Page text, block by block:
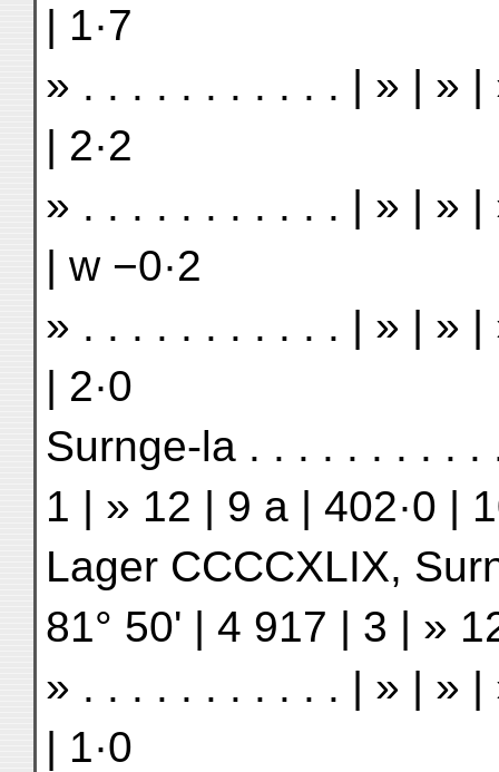
| 1·7
» . . . . . . . . . . . | » | » |
| 2·2
» . . . . . . . . . . . | » | » |
| w −0·2
» . . . . . . . . . . . | » | » |
| 2·0
Surnge-la . . . . . . . . . .
1 | » 12 | 9 a | 402·0 |
Lager CCCCXLIX,
81° 50' | 4 917 | 3 | »
» . . . . . . . . . . . | » | » |
| 1·0